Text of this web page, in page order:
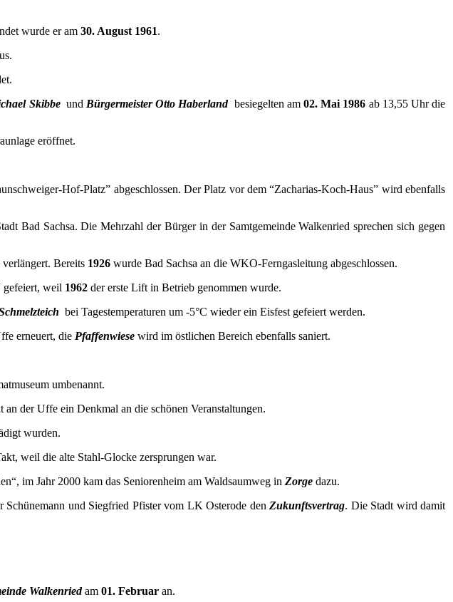
wurde er am 30. August 1961.
Skibbeund Bürgermeister Otto Haberlandbesiegelten am02. Mai 1986 ab 13,55 Uhr die
eröffnet.
Hof-Platz” abgeschlossen. Der Platz vor dem “Zacharias-Koch-Haus” wird ebenfalls
Bad Sachsa. Die Mehrzahl der Bürger in der Samtgemeinde Walkenried sprechen sich gegen
Bereits 1926 wurde Bad Sachsa an die WKO-Ferngasleitung abgeschlossen.
gefeiert, weil 1962 der erste Lift in Betrieb genommen wurde.
bei Tagestemperaturen um -5°C wieder ein Eisfest gefeiert werden.
erneuert, die Pfaffenwiese wird im östlichen Bereich ebenfalls saniert.
umbenannt.
an der Uffe ein Denkmal an die schönen Veranstaltungen.
wurden.
weil die alte Stahl-Glocke zersprungen war.
im Jahr 2000 kam das Seniorenheim am Waldsaumweg in Zorge dazu.
und Siegfried Pfister vom LK Osterode den Zukunftsvertrag. Die Stadt wird damit
Walkenriedam 01. Februar an.